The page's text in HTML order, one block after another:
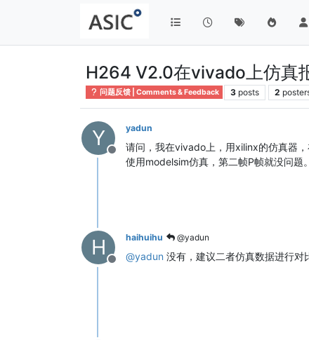
H264 V2.0在vivado上仿真
问题反馈 | Comments & Feedback 3 posts 2
Y
Offline
yadun
请问，我在vivado上，用xilinx的仿真器
使用modelsim仿真，第二帧P帧就没问题
H
Offline
haihuihu @yadun
@yadun 没有，建议二者仿真数据进行对